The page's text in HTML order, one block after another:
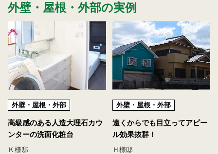
外壁・屋根・外部の実例
外壁・屋根・外部
高級感のある人造大理石カウ
ンターの洗面化粧台
Ｋ様邸
外壁・屋根・外部
遠くからでも目立ってアピー
ル効果抜群！
Ｈ様邸